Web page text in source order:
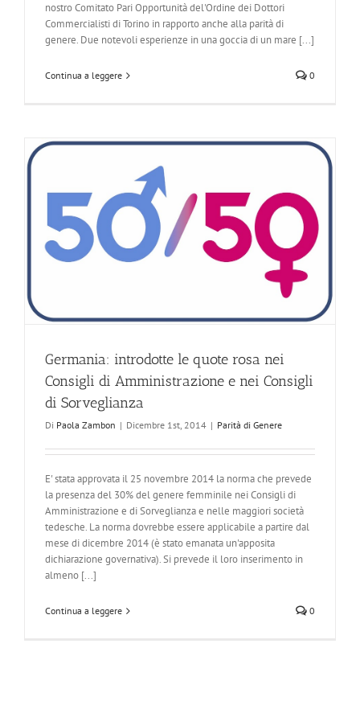
nostro Comitato Pari Opportunità del'Ordine dei Dottori
Commercialisti di Torino in rapporto anche alla parità di
genere. Due notevoli esperienze in una goccia di un mare [...]
Continua a leggere 0
Germania: introdotte le quote rosa nei
Consigli di Amministrazione e nei Consigli
di Sorveglianza
Di Paola Zambon | Dicembre 1st, 2014 | Parità di Genere
E' stata approvata il 25 novembre 2014 la norma che prevede
la presenza del 30% del genere femminile nei Consigli di
Amministrazione e di Sorveglianza e nelle maggiori società
tedesche. La norma dovrebbe essere applicabile a partire dal
mese di dicembre 2014 (è stato emanata un'apposita
dichiarazione governativa). Si prevede il loro inserimento in
almeno [...]
Continua a leggere 0